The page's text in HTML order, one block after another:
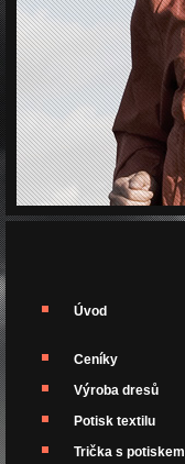
Úvod
Ceníky
Výroba dresů
Potisk textilu
Trička s potiskem